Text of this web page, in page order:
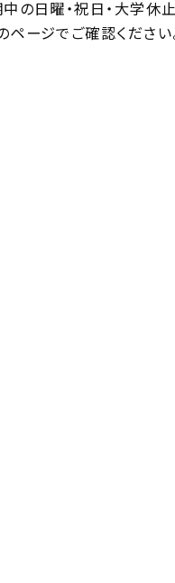
の日曜・祝日・大学休
ージでご確認ください